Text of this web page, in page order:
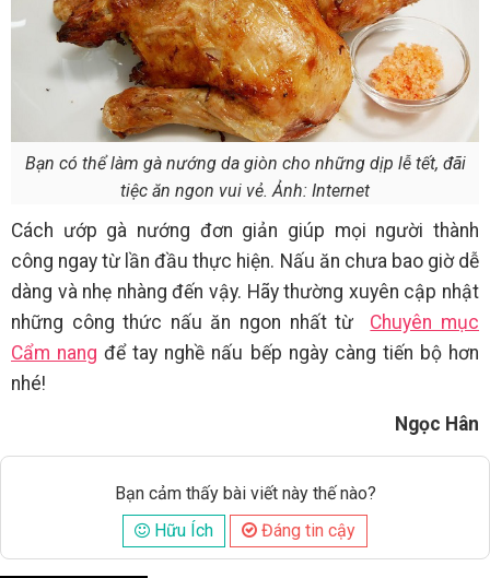
Bạn có thể làm gà nướng da giòn cho những dịp lễ tết, đãi
tiệc ăn ngon vui vẻ. Ảnh: Internet
Cách ướp gà nướng đơn giản giúp mọi người thành
công ngay từ lần đầu thực hiện. Nấu ăn chưa bao giờ dễ
dàng và nhẹ nhàng đến vậy. Hãy thường xuyên cập nhật
những công thức nấu ăn ngon nhất từ Chuyên mục
Cẩm nang để tay nghề nấu bếp ngày càng tiến bộ hơn
nhé!
Ngọc Hân
Bạn cảm thấy bài viết này thế nào?
Hữu Ích
Đáng tin cậy